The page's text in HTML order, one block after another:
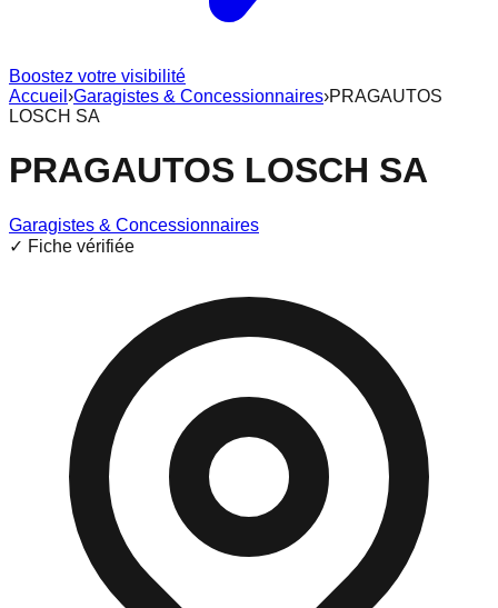
Boostez votre visibilité
Accueil ›Garagistes & Concessionnaires›PRAGAUTOS
LOSCH SA
PRAGAUTOS LOSCH SA
Garagistes & Concessionnaires
✓ Fiche vérifiée